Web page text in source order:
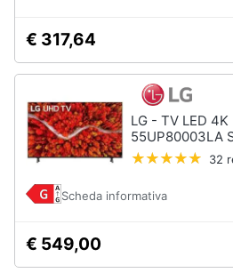
€ 317,64
LG - TV LED
55UP80003LA
32
Scheda informativa
€ 549,00